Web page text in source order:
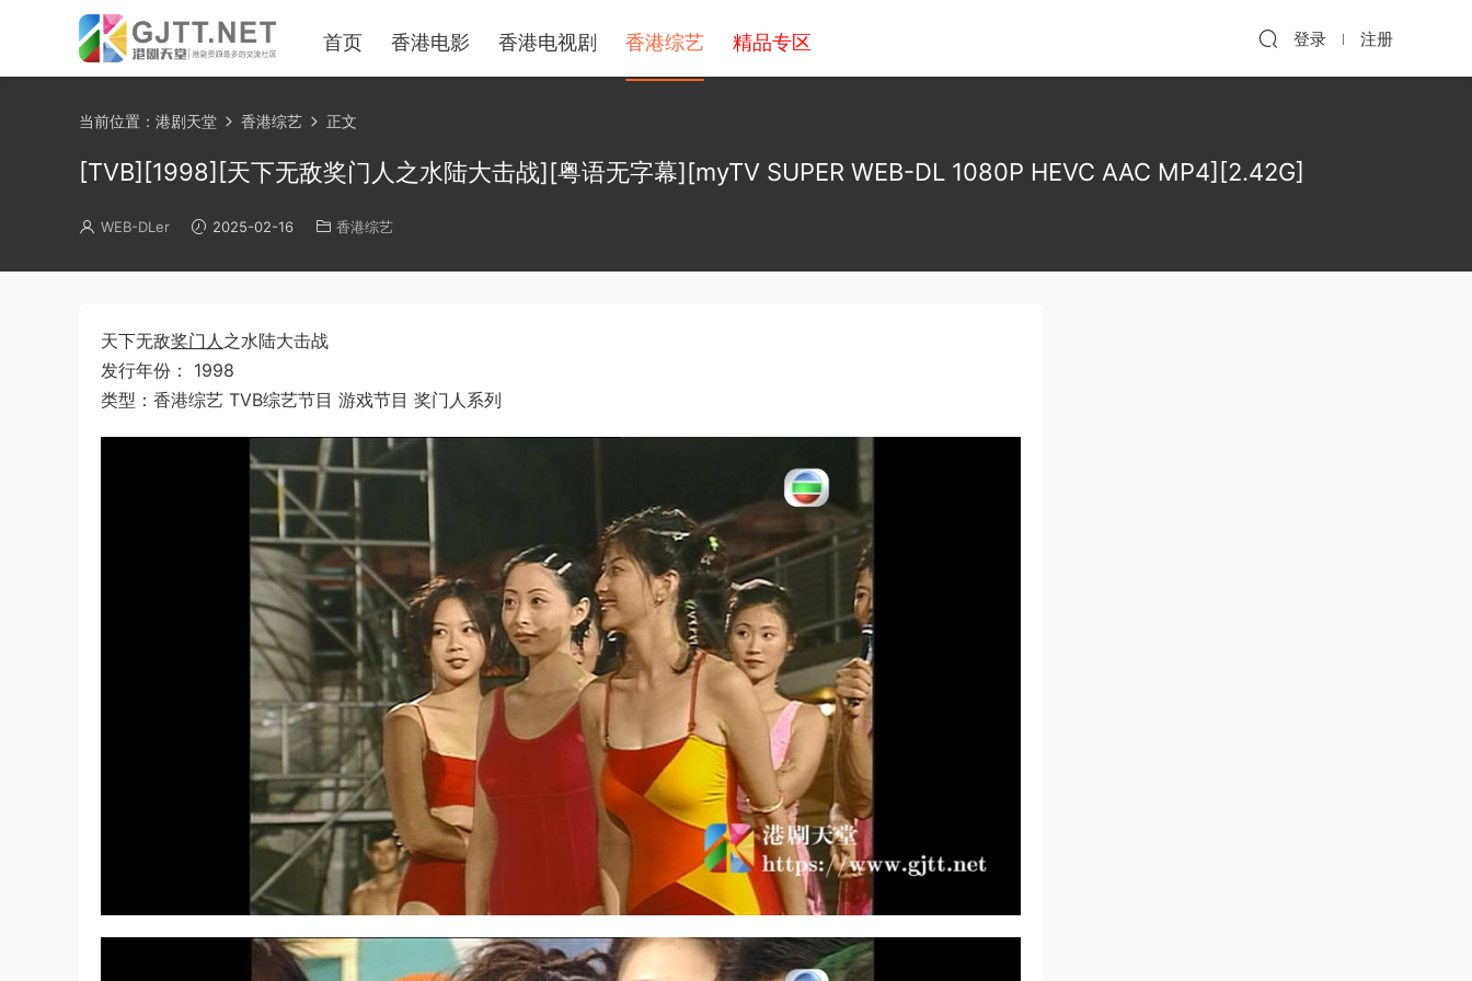
首页 香港电影 香港电视剧 香港综艺 精品专区 登录 注册
当前位置： 港剧天堂 香港综艺 正文
[TVB][1998][天下无敌奖门人之水陆大击战][粤语无字幕][myTV SUPER WEB-DL 1080P HEVC AAC MP4][2.42G]
WEB-DLer 2025-02-16 香港综艺
天下无敌奖门人之水陆大击战
发行年份： 1998
类型：香港综艺 TVB综艺节目 游戏节目 奖门人系列